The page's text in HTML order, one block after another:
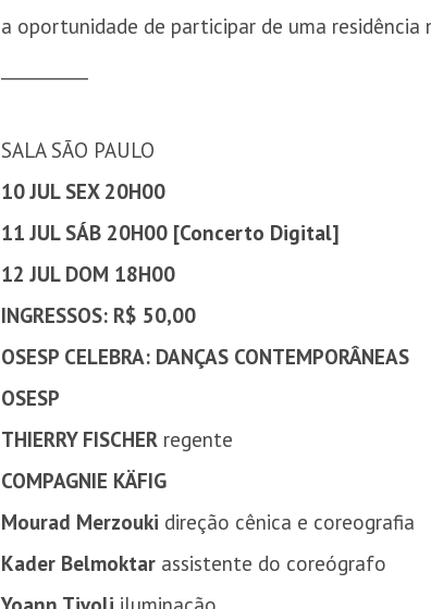
a oportunidade de participar de uma residência
SALA SÃO PAULO
10 JUL SEX 20H00
11 JUL SÁB 20H00 [Concerto Digital]
12 JUL DOM 18H00
INGRESSOS: R$ 50,00
OSESP CELEBRA: DANÇAS CONTEMPORÂNEAS
OSESP
THIERRY FISCHER regente
COMPAGNIE KÄFIG
Mourad Merzouki direção cênica e coreografia
Kader Belmoktar assistente do coreógrafo